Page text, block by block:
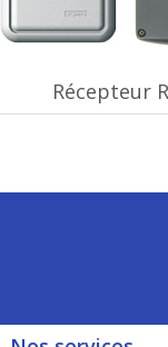
Récepteur